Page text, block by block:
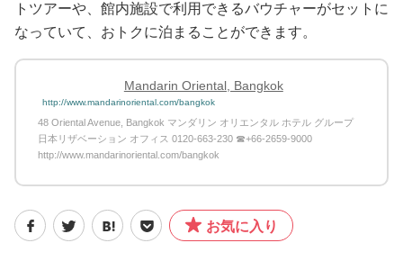
トツアーや、館内施設で利用できるバウチャーがセットに
なっていて、おトクに泊まることができます。
Mandarin Oriental, Bangkok
http://www.mandarinoriental.com/bangkok
48 Oriental Avenue, Bangkok マンダリン オリエンタル ホテル グループ
日本リザベーション オフィス 0120-663-230 ☎+66-2659-9000
http://www.mandarinoriental.com/bangkok
お気に入り